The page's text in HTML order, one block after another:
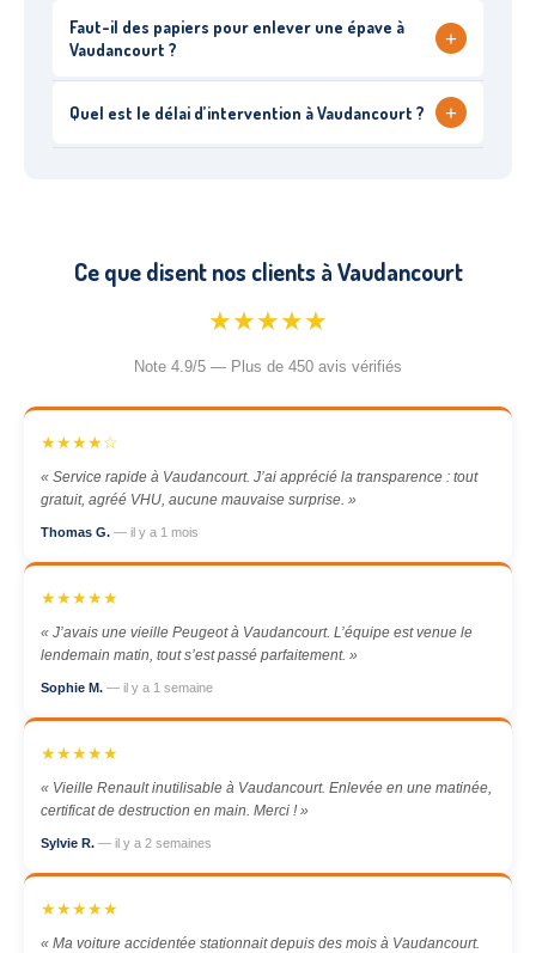
Faut-il des papiers pour enlever une épave à
Vaudancourt ?
+
Quel est le délai d’intervention à Vaudancourt ? +
Ce que disent nos clients à Vaudancourt
★★★★★
Note 4.9/5 — Plus de 450 avis vérifiés
★★★★☆
« Service rapide à Vaudancourt. J’ai apprécié la transparence : tout
gratuit, agréé VHU, aucune mauvaise surprise. »
Thomas G. — il y a 1 mois
★★★★★
« J’avais une vieille Peugeot à Vaudancourt. L’équipe est venue le
lendemain matin, tout s’est passé parfaitement. »
Sophie M. — il y a 1 semaine
★★★★★
« Vieille Renault inutilisable à Vaudancourt. Enlevée en une matinée,
certificat de destruction en main. Merci ! »
Sylvie R. — il y a 2 semaines
★★★★★
« Ma voiture accidentée stationnait depuis des mois à Vaudancourt.